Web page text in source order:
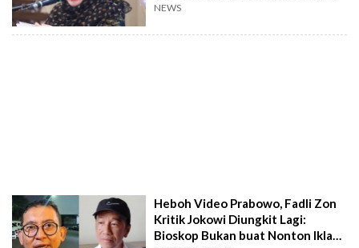
NEWS
Heboh Video Prabowo, Fadli Zon
Kritik Jokowi Diungkit Lagi:
Bioskop Bukan buat Nonton Iklan